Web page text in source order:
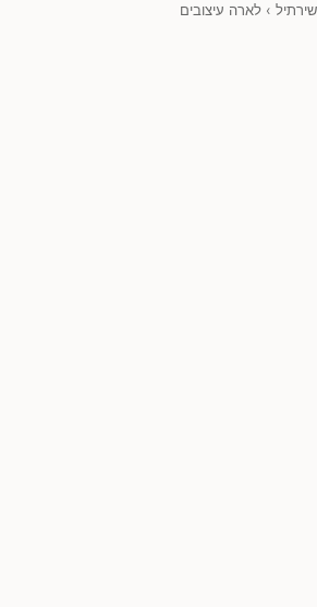
שירתיל › לארה עיצובים